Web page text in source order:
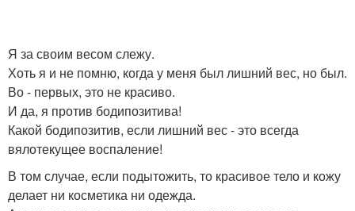
Я за своим весом слежу.
Хоть я и не помню, когда у меня был лишний вес, но был.
Во - первых, это не красиво.
И да, я против бодипозитива!
Какой бодипозитив, если лишний вес - это всегда
вялотекущее воспаление!
В том случае, если подытожить, то красивое тело и кожу
делает ни косметика ни одежда.